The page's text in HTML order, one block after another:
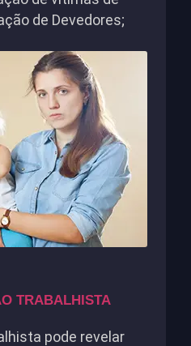
de Devedores;
TRABALHISTA
pode revelar